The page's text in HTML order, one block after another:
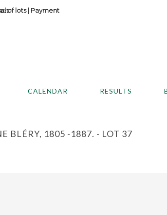
of lots| Payment
CALENDAR RESULTS
BLÉRY, 1805 -1887. - LOT 37